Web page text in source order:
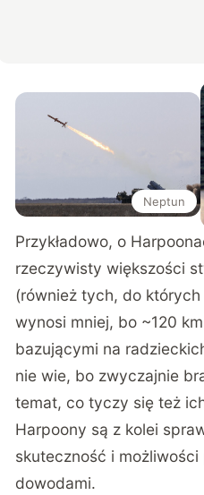
Neptun
Przykładowo, o
rzeczywisty większości
(również tych, do
wynosi mniej, bo ~120
bazującymi na
nie wie, bo zwyczajnie
temat, co tyczy się też
Harpoony są z kolei
skuteczność i
dowodami.